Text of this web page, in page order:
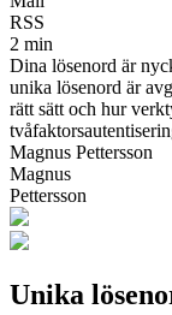
RSS
2 min
Dina lösenord är
unika lösenord är
rätt sätt och hur
Magnus Pettersson
Magnus
Pettersson
Unika